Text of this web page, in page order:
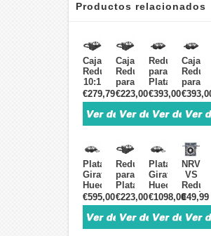
Productos relacionados
Caja
Reductora
10:1
para
Plataforma
Giratoria
Hueca
Motor
Paso
a
Paso
o
Servo
NEMA
23
de
€279,79
Caja
Reductora
para
Plataforma
Giratoria
Hueca
tipo
Para
Motor
Servo
AC
de
50 W
/
100 W,
Tamaño
€223,00
Reductor
para
Plataforma
Giratoria
Hueca
con
Relación
/
18:1
Para
Motor
Paso
a
Paso
NEMA
34
€393,00
Caja
para
Hueca
/
18:1
Para
Motor
Servo
AC
de
400 W
y
Plataforma
Giratoria
Hueca
con
Reductor
Relación
10:1
€595,00
Reductor
para
Plataforma
Giratoria
Hueca
Relación
5:1 /
€223,00
Plataforma
Giratoria
Hueca
con
Reductor
10:1
Para
€1098,00
VS
sinfín
5:1
a
80:1
€49,99